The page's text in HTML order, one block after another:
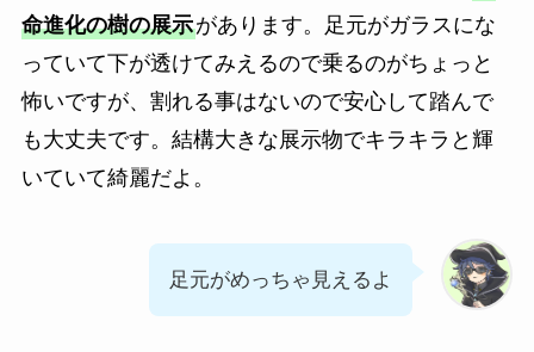
命進化の樹の展示があります。足元がガラスにな
っていて下が透けてみえるので乗るのがちょっと
怖いですが、割れる事はないので安心して踏んで
も大丈夫です。結構大きな展示物でキラキラと輝
いていて綺麗だよ。
足元がめっちゃ見えるよ